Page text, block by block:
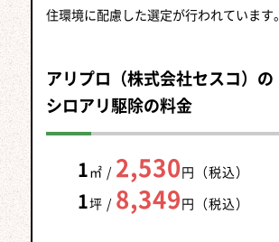
住環境に配慮した選定が行われています。
アリプロ（株式会社セスコ）の
シロアリ駆除の料金
1㎡ / 2,530円（税込）
1坪 / 8,349円（税込）